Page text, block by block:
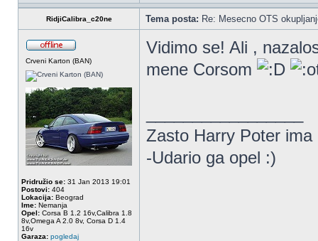
RidjiCalibra_c20ne Tema posta: Re: Mesecno OTS
Crveni Karton (BAN)
Pridružio se: 31 Jan 2013 19:01
Postovi: 404
Lokacija: Beograd
Ime: Nemanja
Opel: Corsa B 1.2 16v,Calibra 1.8
8v,Omega A 2.0 8v, Corsa D 1.4
16v
Garaza: pogledaj
Vidimo se! Ali ,
mene Corsom
Zasto Harry Poter ima
-Udario ga opel :)